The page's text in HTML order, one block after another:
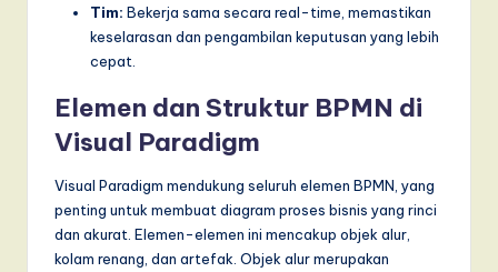
Tim: Bekerja sama secara real-time, memastikan
keselarasan dan pengambilan keputusan yang lebih
cepat.
Elemen dan Struktur BPMN di
Visual Paradigm
Visual Paradigm mendukung seluruh elemen BPMN, yang
penting untuk membuat diagram proses bisnis yang rinci
dan akurat. Elemen-elemen ini mencakup objek alur,
kolam renang, dan artefak. Objek alur merupakan